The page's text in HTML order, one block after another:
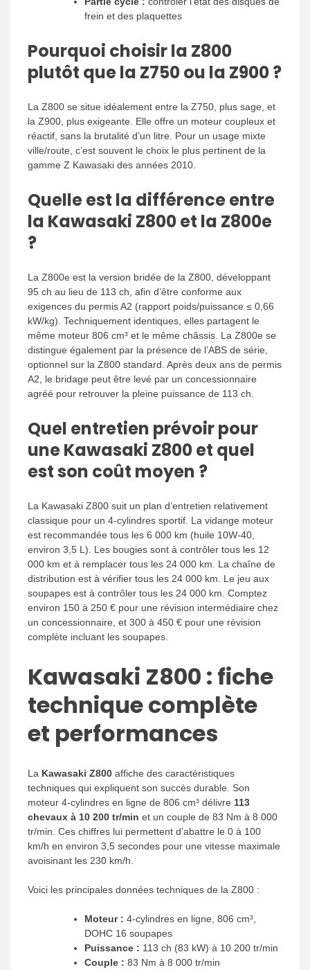
frein et des plaquettes
Pourquoi choisir la Z800
plutôt que la Z750 ou la Z900 ?
La Z800 se situe idéalement entre la Z750, plus sage, et
la Z900, plus exigeante. Elle offre un moteur coupleux et
réactif, sans la brutalité d’un litre. Pour un usage mixte
ville/route, c’est souvent le choix le plus pertinent de la
gamme Z Kawasaki des années 2010.
Quelle est la différence entre
la Kawasaki Z800 et la Z800e
?
La Z800e est la version bridée de la Z800, développant
95 ch au lieu de 113 ch, afin d’être conforme aux
exigences du permis A2 (rapport poids/puissance ≤ 0,66
kW/kg). Techniquement identiques, elles partagent le
même moteur 806 cm³ et le même châssis. La Z800e se
distingue également par la présence de l’ABS de série,
optionnel sur la Z800 standard. Après deux ans de permis
A2, le bridage peut être levé par un concessionnaire
agréé pour retrouver la pleine puissance de 113 ch.
Quel entretien prévoir pour
une Kawasaki Z800 et quel
est son coût moyen ?
La Kawasaki Z800 suit un plan d’entretien relativement
classique pour un 4-cylindres sportif. La vidange moteur
est recommandée tous les 6 000 km (huile 10W-40,
environ 3,5 L). Les bougies sont à contrôler tous les 12
000 km et à remplacer tous les 24 000 km. La chaîne de
distribution est à vérifier tous les 24 000 km. Le jeu aux
soupapes est à contrôler tous les 24 000 km. Comptez
environ 150 à 250 € pour une révision intermédiaire chez
un concessionnaire, et 300 à 450 € pour une révision
complète incluant les soupapes.
Kawasaki Z800 : fiche
technique complète
et performances
La Kawasaki Z800 affiche des caractéristiques
techniques qui expliquent son succès durable. Son
moteur 4-cylindres en ligne de 806 cm³ délivre 113
chevaux à 10 200 tr/min et un couple de 83 Nm à 8 000
tr/min. Ces chiffres lui permettent d’abattre le 0 à 100
km/h en environ 3,5 secondes pour une vitesse maximale
avoisinant les 230 km/h.
Voici les principales données techniques de la Z800 :
Moteur : 4-cylindres en ligne, 806 cm³,
DOHC 16 soupapes
Puissance : 113 ch (83 kW) à 10 200 tr/min
Couple : 83 Nm à 8 000 tr/min